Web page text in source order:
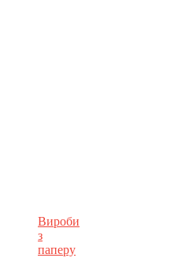
Вироби
з
паперу